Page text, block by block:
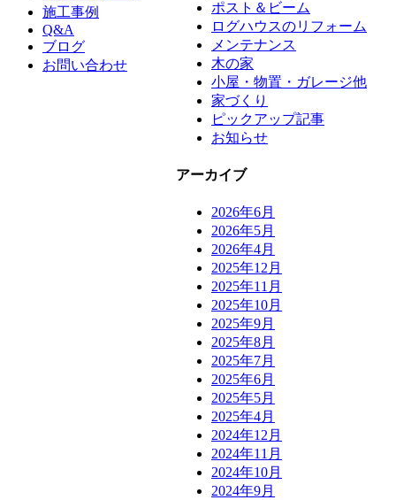
ポスト＆ビーム
ログハウスのリフォーム
メンテナンス
木の家
小屋・物置・ガレージ他
家づくり
ピックアップ記事
お知らせ
アーカイブ
2026年6月
2026年5月
2026年4月
2025年12月
2025年11月
2025年10月
2025年9月
2025年8月
2025年7月
2025年6月
2025年5月
2025年4月
2024年12月
2024年11月
2024年10月
2024年9月
施工事例
Q&A
ブログ
お問い合わせ